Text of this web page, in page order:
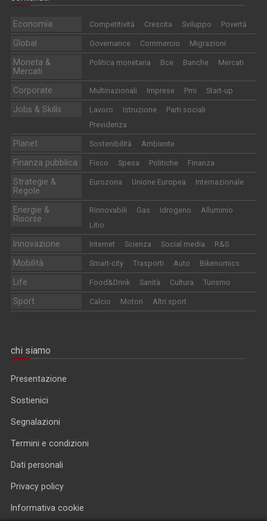
Economia Competitività Crescita Sviluppo Povertà
Global Governance Commercio Migrazioni
Moneta &
Mercati
Politica monetaria Bce Banche Mercati
Corporate Multinazionali Imprese Pmi Start-up
Jobs & Skills Lavoro Istruzione
Parti sociali
Previdenza
Planet Sostenibilità Ambiente
Finanza pubblica Fisco Spesa Politiche Finanza
Strategie &
Regole
Eurozona Unione Europea Internazionale
Energie &
Risorse
Rinnovabili Gas Idrogeno
Alluminio
Litio
Innovazione Internet Scienza Social media R&S
Mobilità Smart-city Trasporti Auto Bikenomics
Life Food&Drink Sanità Cultura Turismo
Sport Calcio Motori Altri sport
chi siamo
Presentazione
Sostienici
Segnalazioni
Termini e condizioni
Dati personali
Privacy policy
Informativa cookie